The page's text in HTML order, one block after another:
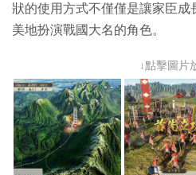
狀的使用方式不僅僅是讓家臣
美地扮演戰國大名的角色。
↓點擊圖片